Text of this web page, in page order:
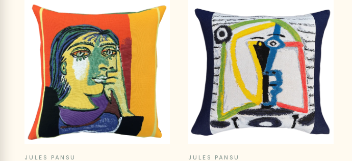
APERÇU RAPIDE
JULES PANSU APERÇU RAPIDE
JULES PANSU